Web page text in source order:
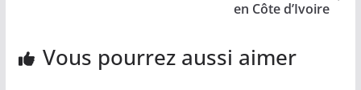
en Côte d’Ivoire
Vous pourrez aussi aimer